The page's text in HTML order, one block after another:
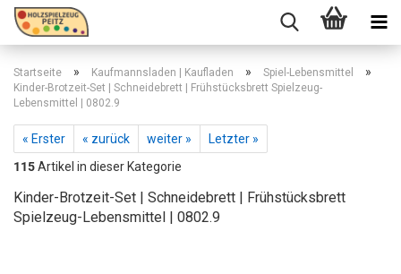
Startseite » Kaufmannsladen | Kaufladen » Spiel-Lebensmittel »
Kinder-Brotzeit-Set | Schneidebrett | Frühstücksbrett Spielzeug-
Lebensmittel | 0802.9
« Erster « zurück weiter »
Letzter »
115Artikel in dieser Kategorie
Kinder-Brotzeit-Set | Schneidebrett | Frühstücksbrett
Spielzeug-Lebensmittel | 0802.9